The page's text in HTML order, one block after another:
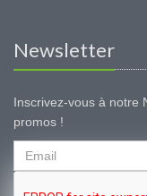
Newsletter
Inscrivez-vous à notre
promos !